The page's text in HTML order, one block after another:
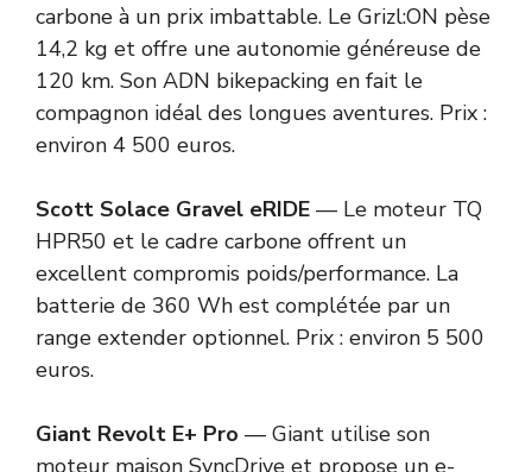
carbone à un prix imbattable. Le Grizl:ON pèse
14,2 kg et offre une autonomie généreuse de
120 km. Son ADN bikepacking en fait le
compagnon idéal des longues aventures. Prix :
environ 4 500 euros.
Scott Solace Gravel eRIDE — Le moteur TQ
HPR50 et le cadre carbone offrent un
excellent compromis poids/performance. La
batterie de 360 Wh est complétée par un
range extender optionnel. Prix : environ 5 500
euros.
Giant Revolt E+ Pro — Giant utilise son
moteur maison SyncDrive et propose un e-